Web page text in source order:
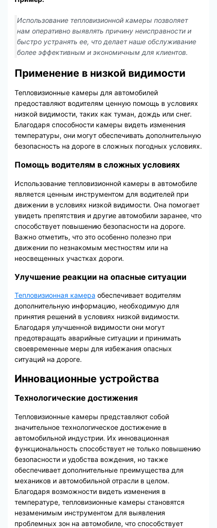
Использование тепловизионной камеры позволяет
нам оперативно выявлять причину неисправности и
быстро устранять ее, что делает наше обслуживание
более эффективным и экономичным для клиентов.
Применение в низкой видимости
Тепловизионные камеры для автомобилей
предоставляют водителям ценную помощь в условиях
низкой видимости, таких как туман, дождь или снег.
Благодаря способности камеры видеть изменения
температуры, они могут обеспечивать дополнительную
безопасность на дороге в сложных погодных условиях.
Помощь водителям в сложных условиях
Использование тепловизионной камеры в автомобиле
является ценным инструментом для водителей при
движении в условиях низкой видимости. Она помогает
увидеть препятствия и другие автомобили заранее, что
способствует повышению безопасности на дороге.
Важно отметить, что это особенно полезно при
движении по незнакомым местностям или на
неосвещенных участках дороги.
Улучшение реакции на опасные ситуации
Тепловизионная камера обеспечивает водителям
дополнительную информацию, необходимую для
принятия решений в условиях низкой видимости.
Благодаря улучшенной видимости они могут
предотвращать аварийные ситуации и принимать
своевременные меры для избежания опасных
ситуаций на дороге.
Инновационные устройства
Технологические достижения
Тепловизионные камеры представляют собой
значительное технологическое достижение в
автомобильной индустрии. Их инновационная
функциональность способствует не только повышению
безопасности и удобства вождения, но также
обеспечивает дополнительные преимущества для
механиков и автомобильной отрасли в целом.
Благодаря возможности видеть изменения в
температуре, тепловизионные камеры становятся
незаменимым инструментом для выявления
проблемных зон на автомобиле, что способствует